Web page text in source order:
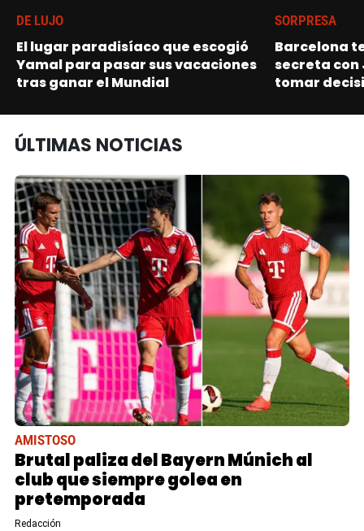
DE LUJO
El lugar paradisíaco que escogió
Yamal para pasar sus vacaciones
tras ganar el Mundial
SORPRESA
Barcelona
secreta con
tomar
ÚLTIMAS NOTICIAS
AMISTOSO
Brutal paliza del Bayern Múnich al
club que siempre golea en
pretemporada
Redacción